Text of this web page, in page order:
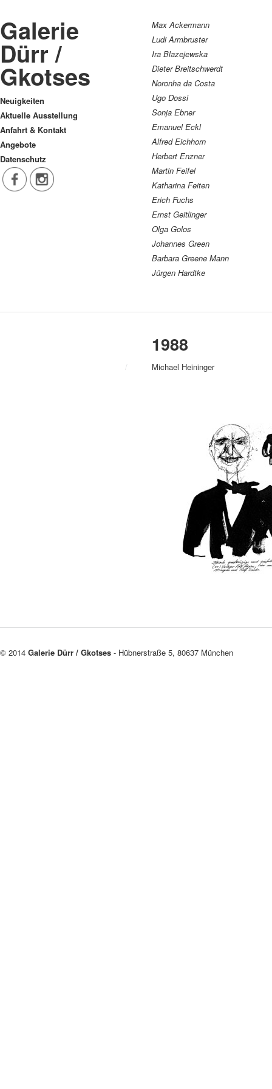
Galerie
Dürr /
Gkotses
Neuigkeiten
Aktuelle Ausstellung
Anfahrt & Kontakt
Angebote
Datenschutz
Max Ackermann
Ludi Armbruster
Ira Blazejewska
Dieter Breitschwerdt
Noronha da Costa
Ugo Dossi
Sonja Ebner
Emanuel Eckl
Alfred Eichhorn
Herbert Enzner
Martin Feifel
Katharina Feiten
Erich Fuchs
Ernst Geitlinger
Olga Golos
Johannes Green
Barbara Greene Mann
Jürgen Hardtke
1988
/ Michael Heininger
© 2014 Galerie Dürr / Gkotses - Hübnerstraße 5, 80637 München